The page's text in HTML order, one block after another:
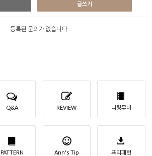
글쓰기
등록된 문의가 없습니다.
Q&A REVIEW 니팅무비
PATTERN Ann's Tip 프리패턴